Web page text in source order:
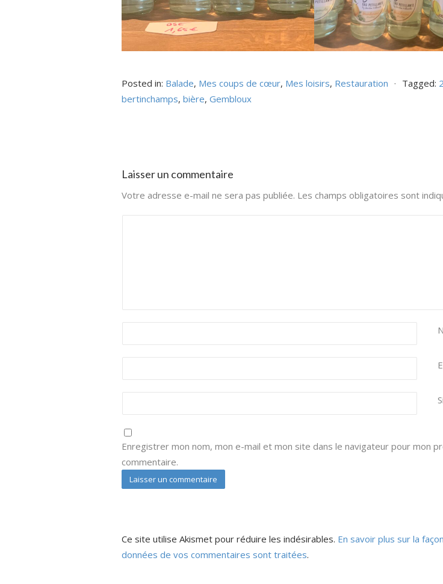
Posted in: Balade, Mes coups de cœur, Mes loisirs, Restauration ⋅ Tagged:
bertinchamps, bière, Gembloux
Laisser un commentaire
Votre adresse e-mail ne sera pas publiée. Les champs obligatoires sont
Enregistrer mon nom, mon e-mail et mon site dans le navigateur pour mon
commentaire.
Ce site utilise Akismet pour réduire les indésirables. En savoir plus sur la
données de vos commentaires sont traitées.